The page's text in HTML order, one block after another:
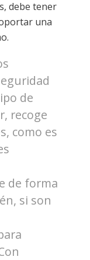
debe tener
una
de
recoge
como es
de forma
si son